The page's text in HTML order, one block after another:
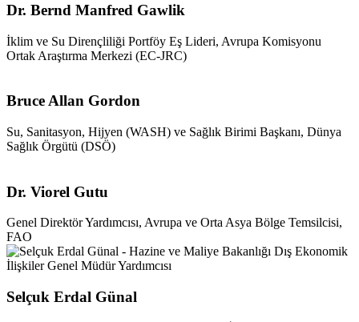
Dr. Bernd Manfred Gawlik
İklim ve Su Dirençliliği Portföy Eş Lideri, Avrupa Komisyonu
Ortak Araştırma Merkezi (EC-JRC)
Bruce Allan Gordon
Su, Sanitasyon, Hijyen (WASH) ve Sağlık Birimi Başkanı, Dünya
Sağlık Örgütü (DSÖ)
Dr. Viorel Gutu
Genel Direktör Yardımcısı, Avrupa ve Orta Asya Bölge Temsilcisi,
FAO
Selçuk Erdal Günal